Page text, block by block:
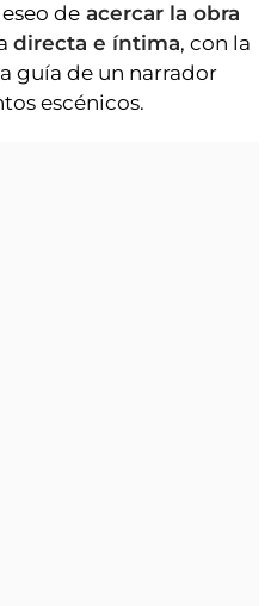
de acercar la obra
directa e íntima, con la
guía de un narrador
escénicos.